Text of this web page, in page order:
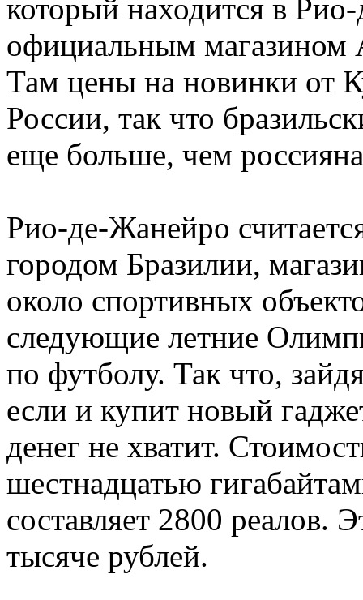
который находится в
официальным
Там цены на новинки от
России, так что
еще больше, чем
Рио-де-Жанейро
городом Бразилии,
около спортивных
следующие летние
по футболу. Так что,
если и купит новый
денег не хватит.
шестнадцатью
составляет 2800 реалов.
тысяче рублей.